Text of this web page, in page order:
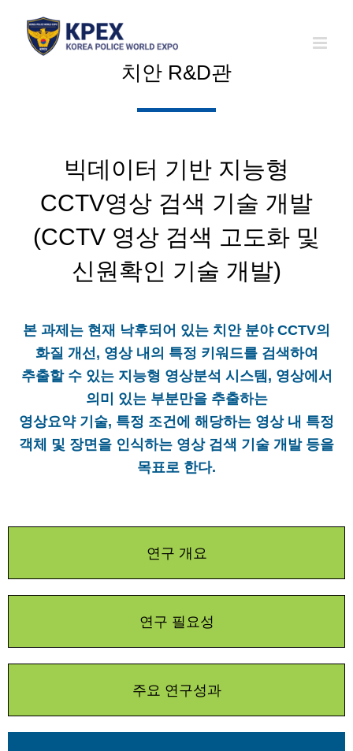
content
치안 R&D관
빅데이터 기반 지능형
CCTV영상 검색 기술 개발
(CCTV 영상 검색 고도화 및
신원확인 기술 개발)
본 과제는 현재 낙후되어 있는 치안 분야 CCTV의
화질 개선, 영상 내의 특정 키워드를 검색하여
추출할 수 있는 지능형 영상분석 시스템, 영상에서
의미 있는 부분만을 추출하는
영상요약 기술, 특정 조건에 해당하는 영상 내 특정
객체 및 장면을 인식하는 영상 검색 기술 개발 등을
목표로 한다.
연구 개요
연구 필요성
주요 연구성과